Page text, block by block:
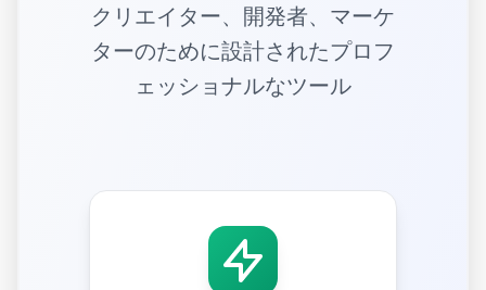
クリエイター、開発者、マーケ
ターのために設計されたプロフ
ェッショナルなツール